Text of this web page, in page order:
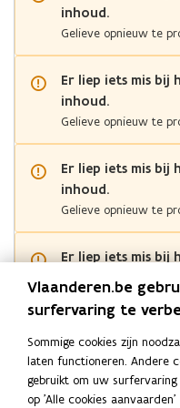
e
e
e
v
v
o
r
r
g
i
o
e
t
e
e
v
v
o
r
r
g
i
o
p
tr
inhoud.
Gelieve opnieuw te
Er liep iets mis bij
inhoud.
Gelieve opnieuw te
Er liep iets mis bij
inhoud.
Gelieve opnieuw te
Er liep iets mis bij
inhoud.
Gelieve opnieuw te
Er liep iets mis bij
inhoud.
Gelieve opnieuw te
Vlaanderen.be
surfervaring te
Sommige cookies zijn
laten functioneren. Andere
gebruikt om uw
op 'Alle cookies